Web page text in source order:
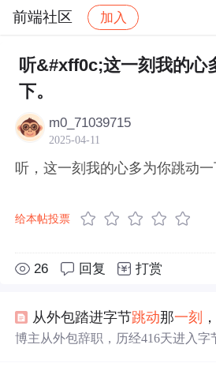
前端社区 加入
社区 前端社区 感慨 帖
听&#xff0c;这一刻我的心
下。
m0_71039715
2025-04-11
听，这一刻我的心多为你跳动一
给本帖投票
26 回复 打赏
从外包踏进字节跳动那一刻
博主从外包辞职，历经416天进入字